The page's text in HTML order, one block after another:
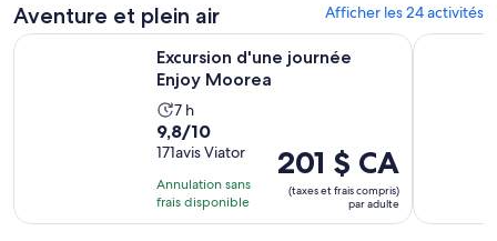
Aventure et plein air Afficher les 24 activités
Excursion d'une journée
Enjoy Moorea
L’activité
dure
7 heures
7 h
9.8
sur
10
avec
171 avis
9,8/10
171avis Viator
Annulation sans
frais disponible
Le
prix
est
de 201 $ CA.
201 $ CA
(taxes et frais compris)
par adulte
Excursion d'une journée Enjoy Moorea S’ouvre dans un
Tahiti